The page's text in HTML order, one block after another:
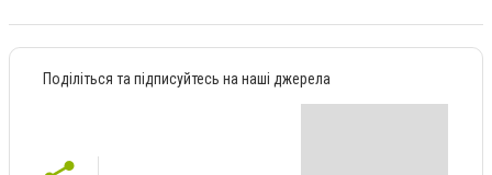
Поділіться та підписуйтесь на наші джерела